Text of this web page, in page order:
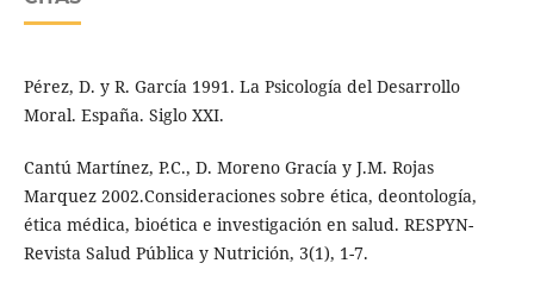
Pérez, D. y R. García 1991. La Psicología del Desarrollo
Moral. España. Siglo XXI.
Cantú Martínez, P.C., D. Moreno Gracía y J.M. Rojas
Marquez 2002.Consideraciones sobre ética, deontología,
ética médica, bioética e investigación en salud. RESPYN-
Revista Salud Pública y Nutrición, 3(1), 1-7.